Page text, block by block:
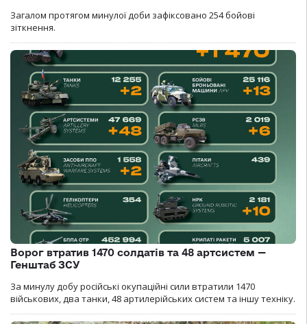
Загалом протягом минулої доби зафіксовано 254 бойові
зіткнення.
Ворог втратив 1470 солдатів та 48 артсистем —
Генштаб ЗСУ
За минулу добу російські окупаційні сили втратили 1470
військових, два танки, 48 артилерійських систем та іншу техніку.